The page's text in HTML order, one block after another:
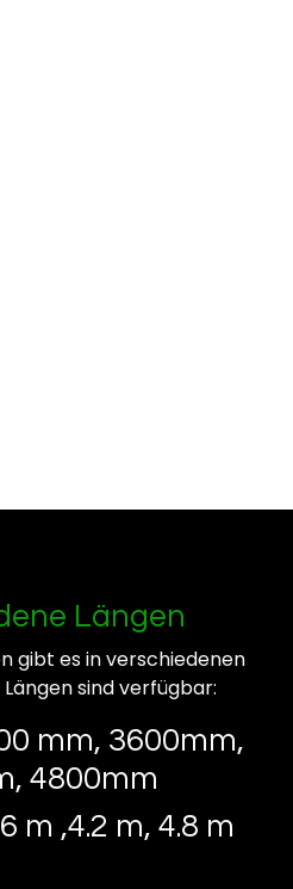
Längen
gibt es in verschiedenen
sind verfügbar:
mm, 3600mm,
4800mm
m ,4.2 m, 4.8 m